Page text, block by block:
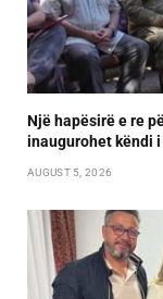
Një hapësirë e re
inaugurohet këndi
AUGUST 5, 2026